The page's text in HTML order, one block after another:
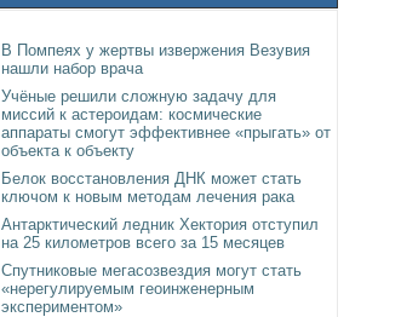
В Помпеях у жертвы извержения Везувия
нашли набор врача
Учёные решили сложную задачу для
миссий к астероидам: космические
аппараты смогут эффективнее «прыгать» от
объекта к объекту
Белок восстановления ДНК может стать
ключом к новым методам лечения рака
Антарктический ледник Хектория отступил
на 25 километров всего за 15 месяцев
Спутниковые мегасозвездия могут стать
«нерегулируемым геоинженерным
экспериментом»